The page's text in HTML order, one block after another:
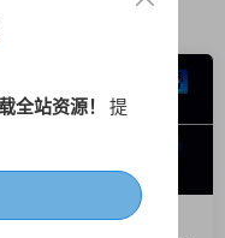
fcpx快剪 fcpx照片墙
全站资源！ 提